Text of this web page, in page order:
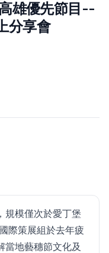
雄優先節目--
分享會
規模僅次於愛丁堡
際策展組於去年疲
當地藝穗節文化及